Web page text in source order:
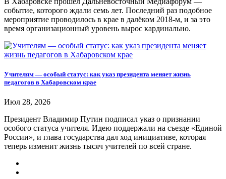
событие, которого ждали семь лет. Последний раз подобное
мероприятие проводилось в крае в далёком 2018-м, и за это
время организационный уровень вырос кардинально.
Учителям — особый статус: как указ президента меняет жизнь
педагогов в Хабаровском крае
Июл 28, 2026
Президент Владимир Путин подписал указ о признании
особого статуса учителя. Идею поддержали на съезде «Единой
России», и глава государства дал ход инициативе, которая
теперь изменит жизнь тысяч учителей по всей стране.